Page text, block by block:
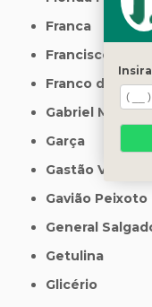
Franca
Francisco
Franco da
Gabriel
Garça
Gastão Vidigal
Gavião Peixoto
General
Getulina
Glicério